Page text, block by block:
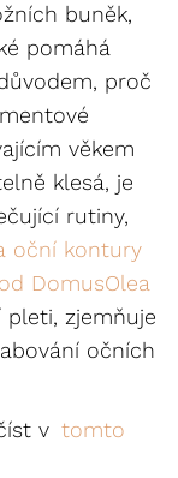
buněk,
pomáhá
proč
věkem
klesá, je
rutiny,
oční kontury
DomusOlea
pleti, zjemňuje
očních
v tomto